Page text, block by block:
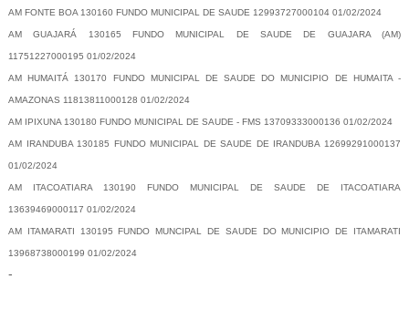
AM FONTE BOA 130160 FUNDO MUNICIPAL DE SAUDE 12993727000104 01/02/2024
AM GUAJARÁ 130165 FUNDO MUNICIPAL DE SAUDE DE GUAJARA (AM)
11751227000195 01/02/2024
AM HUMAITÁ 130170 FUNDO MUNICIPAL DE SAUDE DO MUNICIPIO DE HUMAITA -
AMAZONAS 11813811000128 01/02/2024
AM IPIXUNA 130180 FUNDO MUNICIPAL DE SAUDE - FMS 13709333000136 01/02/2024
AM IRANDUBA 130185 FUNDO MUNICIPAL DE SAUDE DE IRANDUBA 12699291000137
01/02/2024
AM ITACOATIARA 130190 FUNDO MUNICIPAL DE SAUDE DE ITACOATIARA
13639469000117 01/02/2024
AM ITAMARATI 130195 FUNDO MUNCIPAL DE SAUDE DO MUNICIPIO DE ITAMARATI
13968738000199 01/02/2024
-